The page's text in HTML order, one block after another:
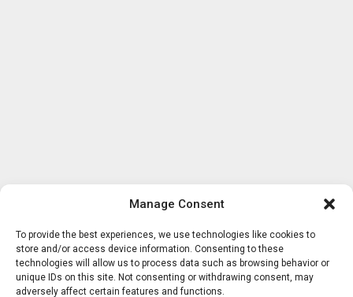
Manage Consent
To provide the best experiences, we use technologies like cookies to
store and/or access device information. Consenting to these
technologies will allow us to process data such as browsing behavior or
unique IDs on this site. Not consenting or withdrawing consent, may
adversely affect certain features and functions.